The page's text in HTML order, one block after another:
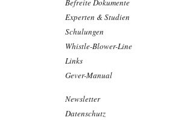
Befreite Dokumente
Experten & Studien
Schulungen
Whistle-Blower-Line
Links
Gever-Manual
Newsletter
Datenschutz